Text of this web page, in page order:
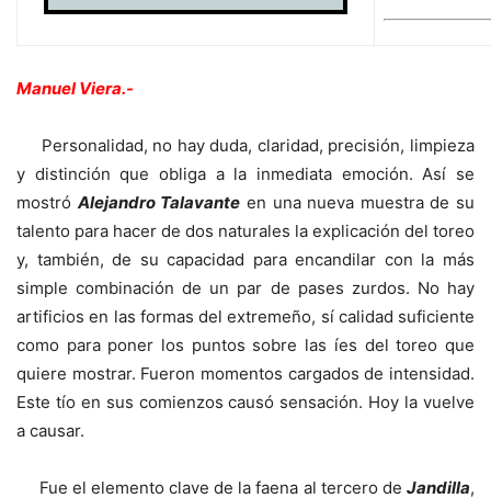
Manuel Viera.-
Personalidad, no hay duda, claridad, precisión, limpieza
y distinción que obliga a la inmediata emoción. Así se
mostró Alejandro Talavante en una nueva muestra de su
talento para hacer de dos naturales la explicación del toreo
y, también, de su capacidad para encandilar con la más
simple combinación de un par de pases zurdos. No hay
artificios en las formas del extremeño, sí calidad suficiente
como para poner los puntos sobre las íes del toreo que
quiere mostrar. Fueron momentos cargados de intensidad.
Este tío en sus comienzos causó sensación. Hoy la vuelve
a causar.
Fue el elemento clave de la faena al tercero de Jandilla,